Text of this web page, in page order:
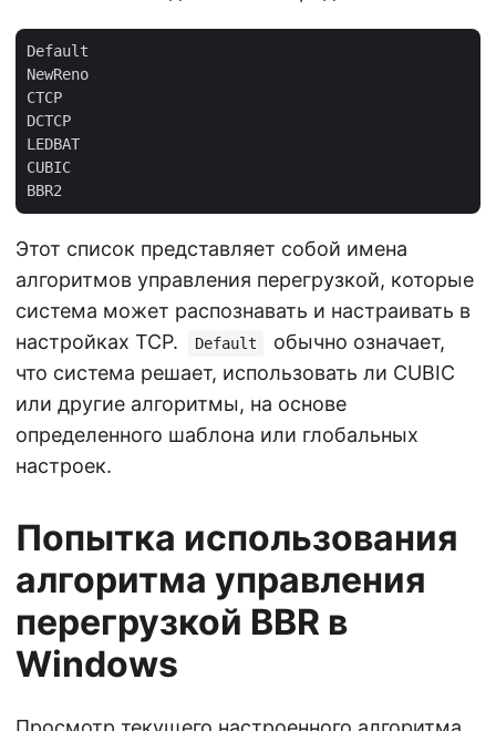
Default
NewReno
CTCP
DCTCP
LEDBAT
CUBIC
Этот список представляет собой имена
алгоритмов управления перегрузкой, которые
система может распознавать и настраивать в
настройках TCP.
Default
обычно означает,
что система решает, использовать ли CUBIC
или другие алгоритмы, на основе
определенного шаблона или глобальных
настроек.
Попытка использования
алгоритма управления
перегрузкой BBR в
Windows